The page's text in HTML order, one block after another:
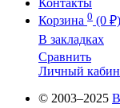
Контакты
Корзина 0 (0 ₽)
В закладках
Сравнить
Личный
© 2003–2025